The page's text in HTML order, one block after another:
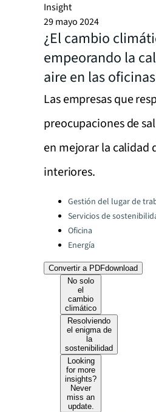
Insight
29 mayo 2024
¿El cambio
empeorando la
aire en las
Las empresas que
preocupaciones de
en mejorar la calidad
interiores.
Categories:Gestión del lugar de
Servicios de
Oficina
Energía
Convertir a PDFdownload
No solo
el
cambio
climático
Resolviendo
el enigma de
la
sostenibilidad
Looking
for more
insights?
Never
miss an
update.